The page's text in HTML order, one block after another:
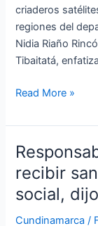
criaderos
regiones del
Nidia Riaño
Tibaitatá,
Read More »
recibir
social,
Cundinamarca /
Responsables
de
bloqueos
deben
recibir